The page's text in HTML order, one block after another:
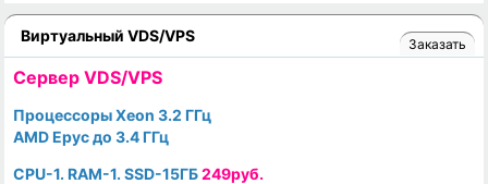
Виртуальный VDS/VPS Заказать
Cервер VDS/VPS
Процессоры Xeon 3.2 ГГц
AMD Epyc до 3.4 ГГц
CPU-1. RAM-1. SSD-15ГБ249руб.